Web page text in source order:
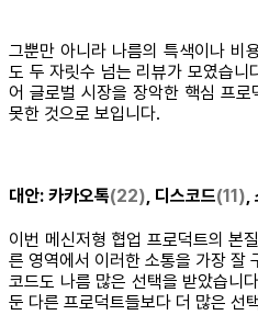
그뿐만 아니라 나름의 특색이나 비
도 두 자릿수 넘는 리뷰가 모였습니
어 글로벌 시장을 장악한 핵심 프
못한 것으로 보입니다.
대안: 카카오톡(22), 디스코드(11),
이번 메신저형 협업 프로덕트의 본
른 영역에서 이러한 소통을 가장 잘
코드도 나름 많은 선택을 받았습니
둔 다른 프로덕트들보다 더 많은 선